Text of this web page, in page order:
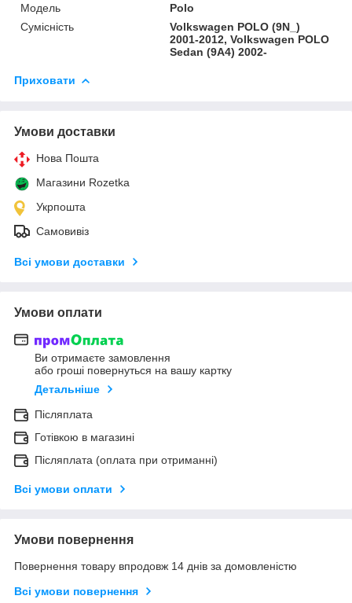
Модель
Polo
Сумісність
Volkswagen POLO (9N_)
2001-2012, Volkswagen POLO
Sedan (9A4) 2002-
Приховати
Умови доставки
Нова Пошта
Магазини Rozetka
Укрпошта
Самовивіз
Всі умови доставки
Умови оплати
Ви отримаєте замовлення
або гроші повернуться на вашу картку
Детальніше
Післяплата
Готівкою в магазині
Післяплата (оплата при отриманні)
Всі умови оплати
Умови повернення
Повернення товару впродовж 14 днів за домовленістю
Всі умови повернення